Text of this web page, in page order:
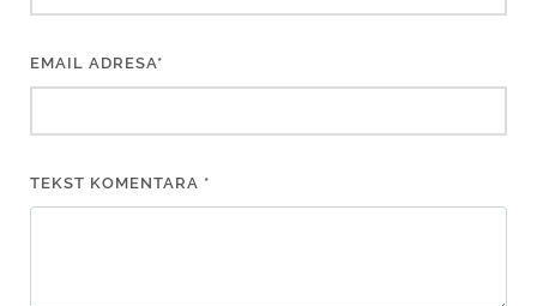
EMAIL ADRESA*
TEKST KOMENTARA *